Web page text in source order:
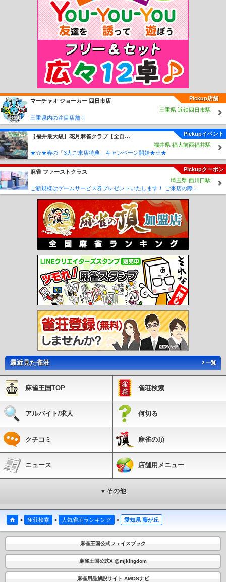
上横須賀駅 三河荻原駅 吉良吉田駅 南桜井駅 三河鳥羽駅
こどもの国駅 西浦駅 形原駅 三河鹿島駅 碧南駅 碧南中央駅
北新川駅 高浜港駅 三河高浜駅 吉浜駅 小垣江駅 刈谷市駅
三河八橋駅 若林駅 竹村駅 土橋駅 上挙母駅 豊田市駅 梅坪駅
上豊田駅 三好ヶ丘駅 黒笹駅
りんくう常滑駅 中部国際空港駅 豊田本町駅
名和駅 聚楽園駅 新日鉄前駅 太田川駅 尾張横須賀駅
長浦駅 日長駅 新舞子駅 大野町駅 西ノ口駅 蒲池駅
高横須賀駅 南加木屋駅 八幡新田駅 巽ヶ丘駅 白沢駅
駅
椋岡駅 植大駅 半田口駅 住吉町駅 知多半田駅 成岩駅 青山駅 上ゲ駅
知
多武豊駅
富貴駅 布土駅 河和口駅 河和駅 美浜緑苑駅
知多奥田駅
野間駅
清水駅 尼ヶ坂駅
森下
駅
矢田駅 守山駅 守山自衛隊前駅
前駅
印場駅 旭前駅 尾張旭駅 三郷駅 水野駅 新瀬戸駅 瀬戸市駅
瀬戸市役所
前駅
尾張瀬戸駅 甚目寺駅 七宝駅 木田駅 青塚駅 藤浪駅 津島駅
弥
富口駅
五ノ三駅 佐屋駅 日比野駅 町方駅 六輪駅 渕高駅 丸渕駅
上丸渕駅
森上駅
山崎駅 玉野駅 萩原駅 二子駅 苅安賀駅 観音寺駅 西一宮駅
開明駅
玉ノ井駅 下小田井駅
徳重・名古屋芸大
駅
大山寺駅 木津用水駅
犬山
口駅
犬山駅 犬山遊園駅 富岡前駅 善師野駅 上飯田駅 味鋺駅 味美駅
成田山駅 動物園駅 ささしまライブ駅 米野駅 黄金駅 烏森駅
近鉄蟹江駅 富吉駅 佐古木駅 小本駅 荒子駅 南荒子駅 中島駅
荒子川公園駅 稲永駅 野跡駅 金城ふ頭駅 尾張星の宮駅
味美駅 六名駅 北岡崎駅 大門駅 北野桝塚駅 三河上郷駅
新上挙母駅 新豊田駅 愛環梅坪駅 四郷駅 貝津駅
山口駅 瀬戸口駅 中水野駅 藤が丘駅 はなみずき通駅
長久手古戦場駅 芸大通駅 公園西駅 愛・地球博記念公園駅
陶磁資料館南駅
岩塚駅 中村公園駅 中村日赤駅 本陣駅 亀島駅 伏見駅 新栄町駅
覚王山駅 本山駅 東山公園駅 星ヶ丘駅 一社駅 上社駅
ゴヤドーム前矢田駅
平安通駅 志賀本通駅 黒川駅 名城公園駅 市役所駅
上前津駅 東別院駅 西高蔵駅 神宮西駅 伝馬町駅
新瑞橋駅 瑞穂運動場東駅 総合リハビリセンター駅 八事駅 八事日赤駅
自由ヶ丘駅 茶屋ヶ坂駅 砂田橋駅 日比野駅 六番町駅 東海通駅
築地口駅 名古屋港駅 庄内緑地公園駅 庄内通駅 浄心駅 浅間町駅
大須観音駅 荒畑駅 御器所駅 川名駅 いりなか駅 塩釜口駅
中村区役所駅 国際センター駅 高岳駅 車道駅 吹上駅 桜山駅
区役所駅
瑞穂運動場西駅
神沢
駅
徳重駅 東田中駅 上末駅 桃花台西駅 桃花台センター駅 桃花台東駅
柳生橋
駅
小池駅 芦原駅
老津駅
杉山駅 やぐま台駅 神戸駅 三河田原駅 駅前大通駅
駅
井原駅 金屋駅 川宮駅
地駅
Pickup店舗
マーチャオ ジョーカー 四日市店
三重県 近鉄四日市駅
三重県内の注目店舗！
Pickupイベント
【福井最大級】花月麻雀クラブ【全自動卓13台完備】
福井県 福大前西福井駅
★☆★春の「3大ご来店特典」キャンペーン開始★☆★
Pickupクーポン
麻雀 ファーストクラス
埼玉県 西川口駅
最近見た雀荘 一覧
麻雀王国TOP 雀荘検索
アルバイト/求人 何切る
クチコミ 麻雀の頂
ニュース 店舗用メニュー
▼その他
> 雀荘検索 > 人気雀荘ランキング > 愛知県 藤が丘
麻雀王国公式フェイスブック
麻雀王国公式X @mjkingdom
麻雀用品解説サイト AMOSナビ